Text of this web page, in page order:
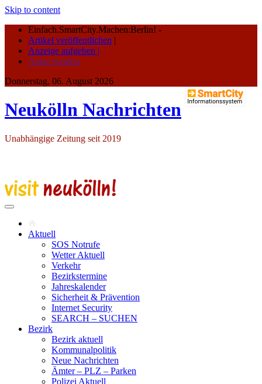
Skip to content
Einfach.SmartCity.Machen:Berlin! -
Artikel veröffentlichen |
Anzeige aufgeben |
Autor werden
Donnerstag, 06. August 2026
Neukölln Nachrichten
Unabhängige Zeitung seit 2019
Aktuell
SOS Notrufe
Wetter Aktuell
Verkehr
Bezirkstermine
Jahreskalender
Sicherheit & Prävention
Internet Security
SEARCH – SUCHEN
Bezirk
Bezirk aktuell
Kommunalpolitik
Neue Nachrichten
Ämter – PLZ – Parken
Polizei Aktuell